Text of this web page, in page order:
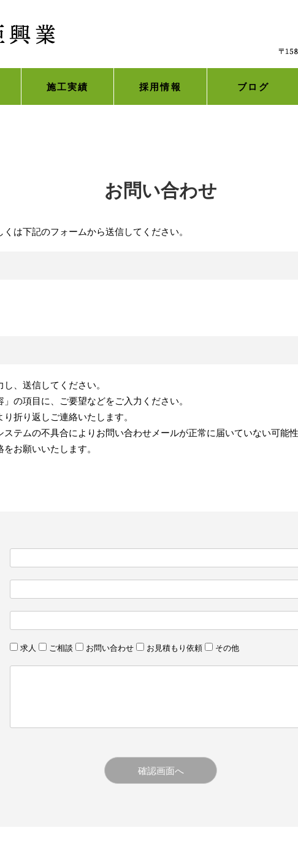
施工実績 採用情報 ブログ
お問い合わせ
は下記のフォームから送信してください。
、送信してください。
の項目に、ご要望などをご入力ください。
折り返しご連絡いたします。
テムの不具合によりお問い合わせメールが正常に届いていない可能性
お願いいたします。
求人 ご相談 お問い合わせ お見積もり依頼 その他